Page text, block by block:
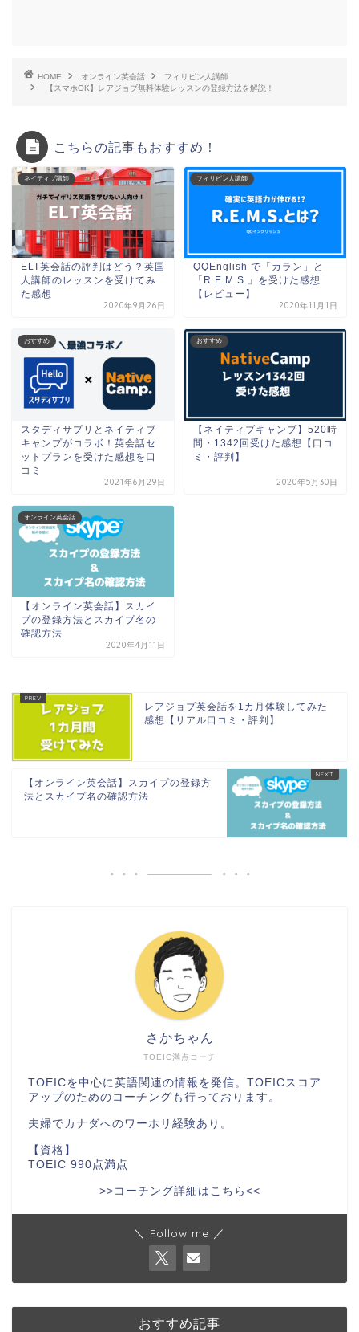
HOME オンライン英会話
フィリピン人講師
【スマホOK】レアジョブ無料体験レッスンの登録方法を解説！
こちらの記事もおすすめ！
ネイティブ講師
ELT英会話の評判はどう？英国
人講師のレッスンを受けてみ
た感想
2020年9月26日
フィリピン人講師
QQEnglish で「カラン」と
「R.E.M.S.」を受けた感想
【レビュー】
2020年11月1日
おすすめ
スタディサプリとネイティブ
キャンプがコラボ！英会話セ
ットプランを受けた感想を口
コミ
2021年6月29日
おすすめ
【ネイティブキャンプ】520時
間・1342回受けた感想【口コ
ミ・評判】
2020年5月30日
オンライン英会話
【オンライン英会話】スカイ
プの登録方法とスカイプ名の
確認方法
2020年4月11日
レアジョブ英会話を1カ月体験してみた
感想【リアル口コミ・評判】
【オンライン英会話】スカイプの登録方
法とスカイプ名の確認方法
TOEIC満点コーチ
さかちゃん
TOEICを中心に英語関連の情報を発信。TOEICスコア
アップのためのコーチングも行っております。
夫婦でカナダへのワーホリ経験あり。
【資格】
TOEIC 990点満点
>>コーチング詳細はこちら<<
＼ Follow me ／
おすすめ記事